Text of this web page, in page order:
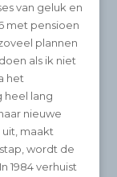
van geluk en
met pensioen
plannen
als ik niet
het
heel lang
nieuwe
maakt
wordt de
1984 verhuist